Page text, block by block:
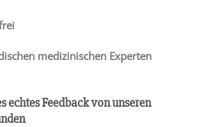
medizinischen Experten
echtes Feedback von unseren